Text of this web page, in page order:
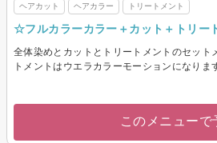
ヘアカット ヘアカラー トリートメント
☆フルカラーカラー＋カット＋トリー
全体染めとカットとトリートメントのセッ
トメントはウエラカラーモーションになり
このメニューで